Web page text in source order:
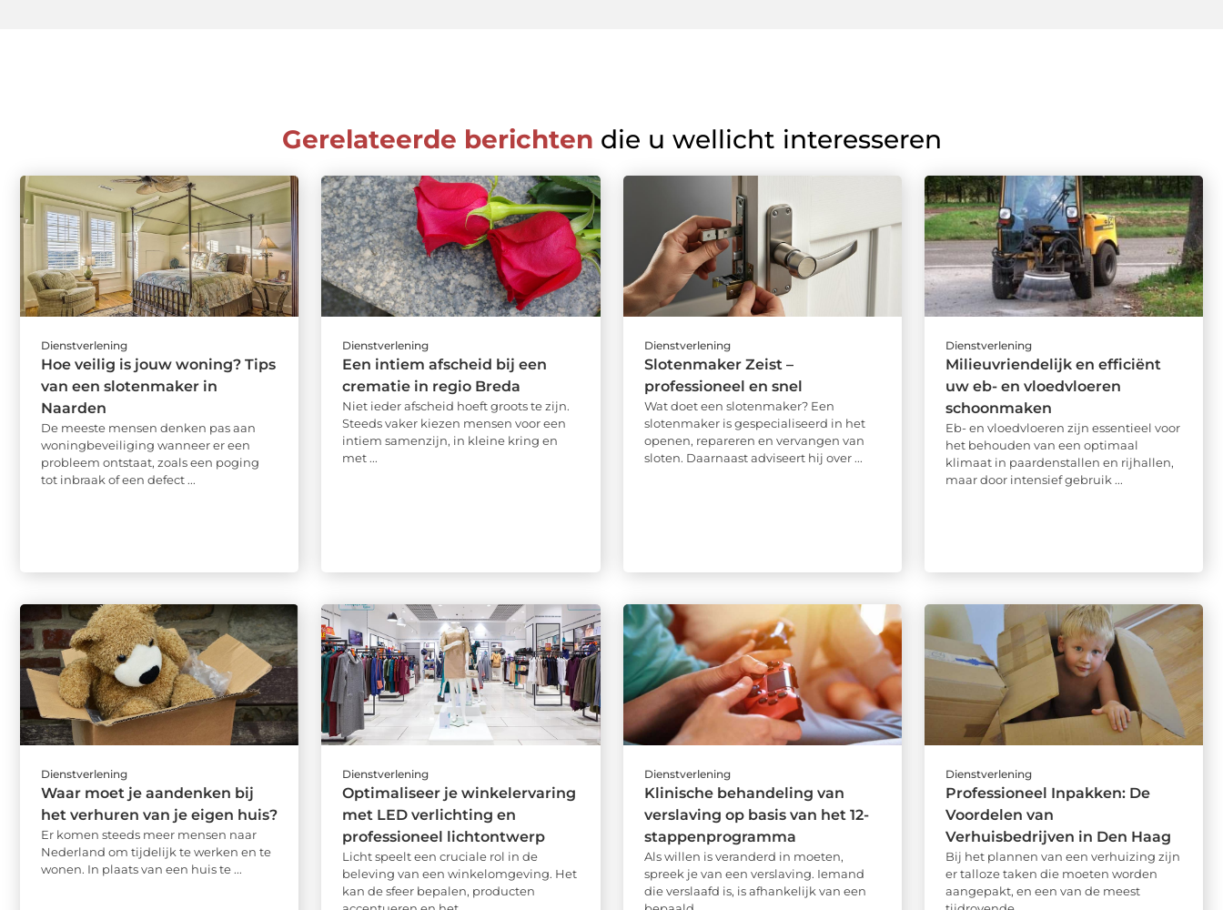
Gerelateerde berichten die u wellicht interesseren
Dienstverlening
Hoe veilig is jouw woning? Tips
van een slotenmaker in
Naarden
De meeste mensen denken pas aan
woningbeveiliging wanneer er een
probleem ontstaat, zoals een poging
tot inbraak of een defect ...
Dienstverlening
Een intiem afscheid bij een
crematie in regio Breda
Niet ieder afscheid hoeft groots te zijn.
Steeds vaker kiezen mensen voor een
intiem samenzijn, in kleine kring en
met ...
Dienstverlening
Slotenmaker Zeist –
professioneel en snel
Wat doet een slotenmaker? Een
slotenmaker is gespecialiseerd in het
openen, repareren en vervangen van
sloten. Daarnaast adviseert hij over ...
Dienstverlening
Milieuvriendelijk en efficiënt
uw eb- en vloedvloeren
schoonmaken
Eb- en vloedvloeren zijn essentieel voor
het behouden van een optimaal
klimaat in paardenstallen en rijhallen,
maar door intensief gebruik ...
Dienstverlening
Waar moet je aandenken bij
het verhuren van je eigen huis?
Er komen steeds meer mensen naar
Nederland om tijdelijk te werken en te
wonen. In plaats van een huis te ...
Dienstverlening
Optimaliseer je winkelervaring
met LED verlichting en
professioneel lichtontwerp
Licht speelt een cruciale rol in de
beleving van een winkelomgeving. Het
kan de sfeer bepalen, producten
Dienstverlening
Klinische behandeling van
verslaving op basis van het 12-
stappenprogramma
Als willen is veranderd in moeten,
spreek je van een verslaving. Iemand
die verslaafd is, is afhankelijk van een
Dienstverlening
Professioneel Inpakken: De
Voordelen van
Verhuisbedrijven in Den Haag
Bij het plannen van een verhuizing zijn
er talloze taken die moeten worden
aangepakt, en een van de meest